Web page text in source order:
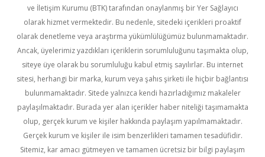
ve İletişim Kurumu (BTK) tarafından onaylanmış bir Yer Sağlayıcı
olarak hizmet vermektedir. Bu nedenle, sitedeki içerikleri proaktif
olarak denetleme veya araştırma yükümlülüğümüz bulunmamaktadır.
Ancak, üyelerimiz yazdıkları içeriklerin sorumluluğunu taşımakta olup,
siteye üye olarak bu sorumluluğu kabul etmiş sayılırlar. Bu internet
sitesi, herhangi bir marka, kurum veya şahıs şirketi ile hiçbir bağlantısı
bulunmamaktadır. Sitede yalnızca kendi hazırladığımız makaleler
paylaşılmaktadır. Burada yer alan içerikler haber niteliği taşımamakta
olup, gerçek kurum ve kişiler hakkında paylaşım yapılmamaktadır.
Gerçek kurum ve kişiler ile isim benzerlikleri tamamen tesadüfidir.
Sitemiz, kar amacı gütmeyen ve tamamen ücretsiz bir bilgi paylaşım